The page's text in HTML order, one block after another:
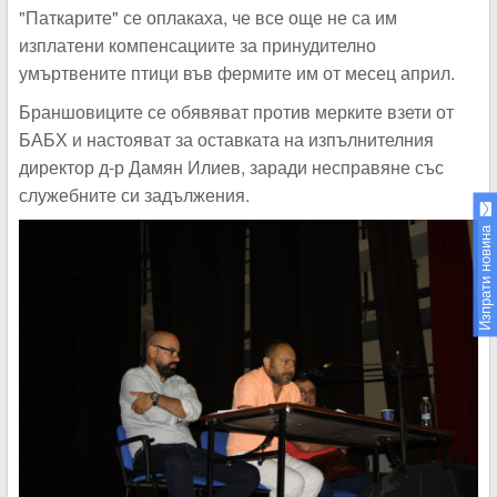
"Паткарите" се оплакаха, че все още не са им
изплатени компенсациите за принудително
умъртвените птици във фермите им от месец април.
Браншовиците се обявяват против мерките взети от
БАБХ и настояват за оставката на изпълнителния
директор д-р Дамян Илиев, заради несправяне със
служебните си задължения.
Изпрати новина